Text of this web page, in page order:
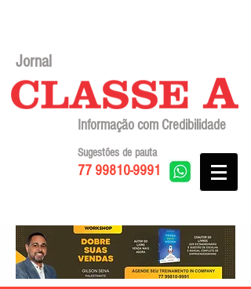
Jornal
Informação com Credibilidade
77 99810-9991
Sugestões de pauta